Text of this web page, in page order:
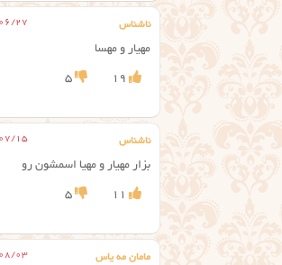
ناشناس 2023/06/
مهیار و مهسا
19
5
ناشناس 2023/07/
بزار مهیار و مهیا اسمشون رو
11
5
مامان مه یاس 2023/08/